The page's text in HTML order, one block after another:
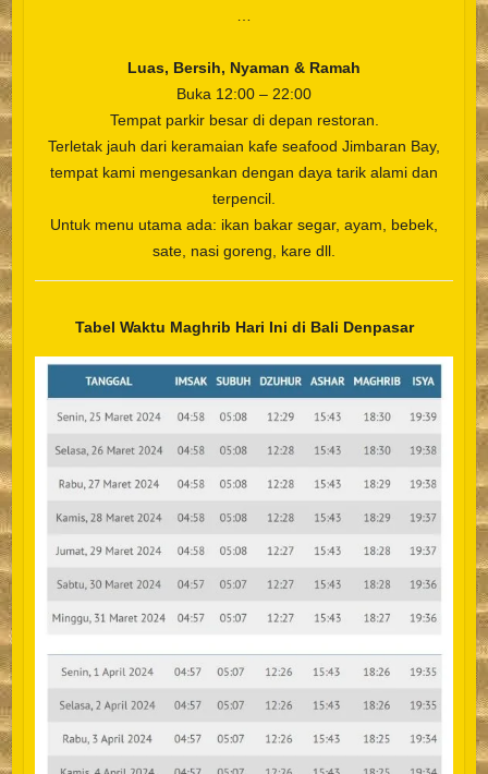
Luas, Bersih, Nyaman & Ramah
Buka 12:00 – 22:00
Tempat parkir besar di depan restoran.
Terletak jauh dari keramaian kafe seafood Jimbaran Bay,
tempat kami mengesankan dengan daya tarik alami dan
terpencil.
Untuk menu utama ada: ikan bakar segar, ayam, bebek,
sate, nasi goreng, kare dll.
Tabel Waktu Maghrib Hari Ini di Bali Denpasar